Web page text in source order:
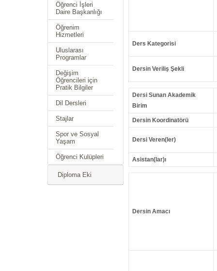
Öğrenci İşleri
Daire Başkanlığı
Öğrenim
Hizmetleri
Uluslarası
Programlar
Değişim
Öğrencileri için
Pratik Bilgiler
Dil Dersleri
Stajlar
Spor ve Sosyal
Yaşam
Öğrenci Kulüpleri
Diploma Eki
Ders Kategorisi
Dersin Veriliş Şekli
Dersi Sunan Akademik
Birim
Dersin Koordinatörü
Dersi Veren(ler)
Asistan(lar)ı
Dersin Amacı